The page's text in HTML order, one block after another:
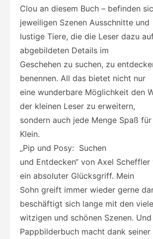
Clou an diesem Buch – befinden
jeweiligen Szenen Ausschnitte und
lustige Tiere, die die Leser dazu
abgebildeten Details im
Geschehen zu suchen, zu
benennen. All das bietet nicht nur
eine wunderbare Möglichkeit den
der kleinen Leser zu erweitern,
sondern auch jede Menge Spaß
Klein.
„Pip und Posy: Suchen
und Entdecken“ von Axel
ein absoluter Glücksgriff. Mein
Sohn greift immer wieder gerne
beschäftigt sich lange mit den
witzigen und schönen Szenen.
Pappbilderbuch macht dank seiner